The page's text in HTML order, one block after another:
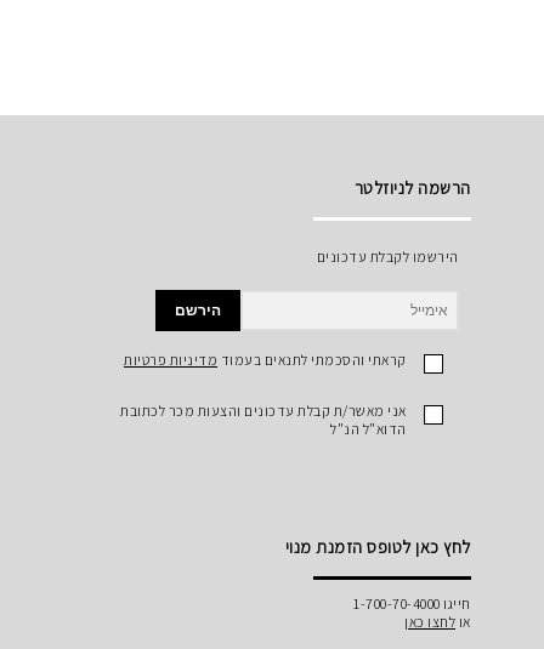
הרשמה לניוזלטר
הירשמו לקבלת עדכונים
הירשם
קראתי והסכמתי לתנאים בעמוד מדיניות פרטיות
אני מאשר/ת קבלת עדכונים והצעות מכר לכתובת
הדוא"ל הנ"ל
לחץ כאן לטופס הזמנת מנוי
חייגו 1-700-70-4000
או לחצו כאן